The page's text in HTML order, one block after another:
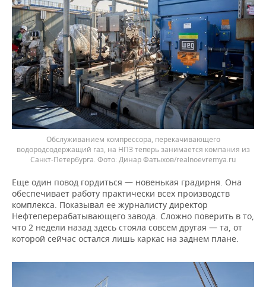
Обслуживанием компрессора, перекачивающего
водородсодержащий газ, на НПЗ теперь занимается компания из
Санкт-Петербурга.
Динар Фатыхов/realnoevremya.ru
Еще один повод гордиться — новенькая градирня. Она
обеспечивает работу практически всех производств
комплекса. Показывал ее журналисту директор
Нефтеперерабатывающего завода. Сложно поверить в то,
что 2 недели назад здесь стояла совсем другая — та, от
которой сейчас остался лишь каркас на заднем плане.